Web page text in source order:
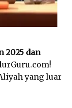
2025 dan
yang luar